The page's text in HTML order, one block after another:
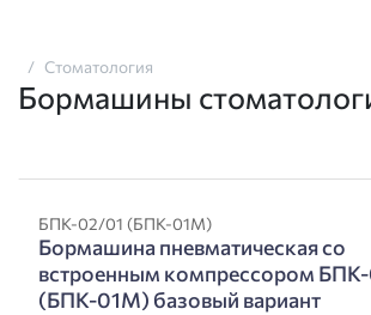
Стоматология
Бормашины
БПК-02/01 (БПК-01М)
Бормашина пневматическая со
встроенным компрессором
(БПК-01М) базовый вариант